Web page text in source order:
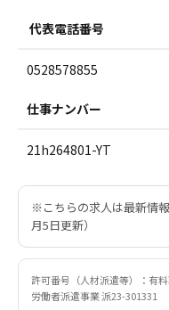
代表電話番号
0528578855
仕事ナンバー
21h264801-YT
※こちらの求人は最新情
月5日更新）
許可番号（人材派遣等）：有
労働者派遣事業 派23-301331